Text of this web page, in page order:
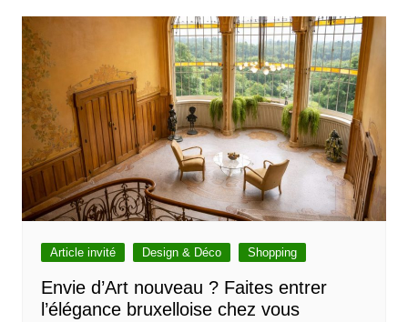
Article invité Design & Déco Shopping
Envie d’Art nouveau ? Faites entrer
l’élégance bruxelloise chez vous